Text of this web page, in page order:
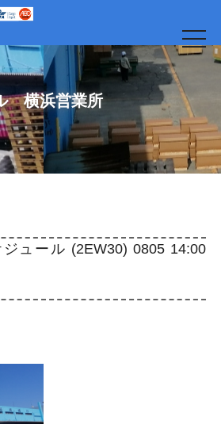
t
o
g
a
v
i
g
a
横浜営業所
ュール (2EW30) 0805 14:00